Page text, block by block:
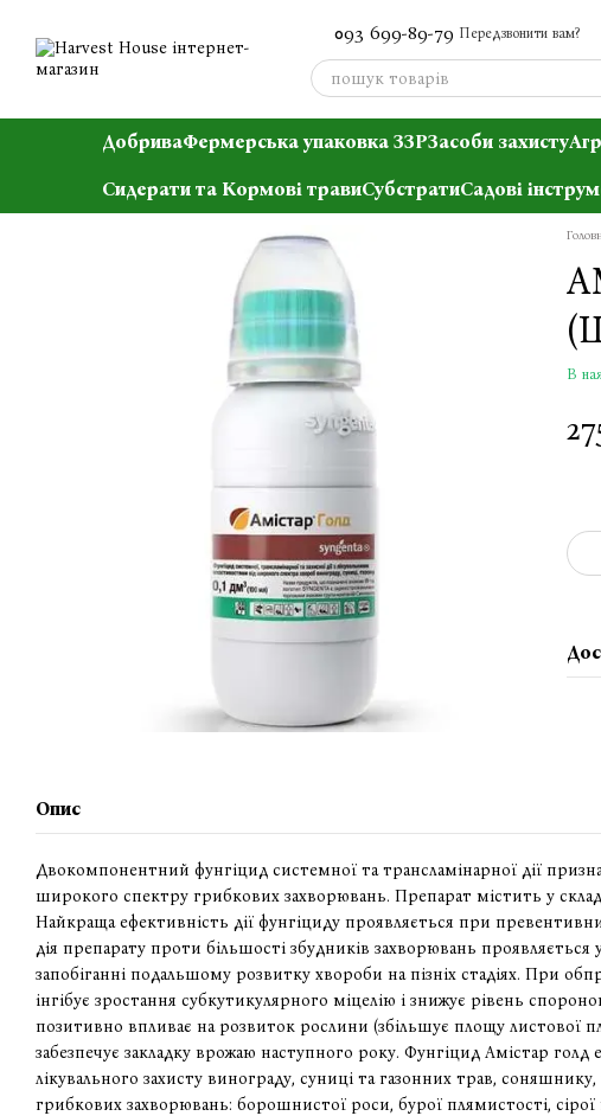
093 699-89-79 Передзвонити вам?
ДобриваФермерська упаковка ЗЗРЗасоби захисту
Сидерати та Кормові травиСубстратиСадові
В
Опис
Двокомпонентний фунгіцид системної та трансламінарної дії
широкого спектру грибкових захворювань. Препарат містить у
Найкраща ефективність дії фунгіциду проявляється при
дія препарату проти більшості збудників захворювань
запобіганні подальшому розвитку хвороби на пізніх стадіях. При
інгібує зростання субкутикулярного міцелію і знижує рівень
позитивно впливає на розвиток рослини (збільшує площу листової
забезпечує закладку врожаю наступного року. Фунгіцид Амістар
лікувального захисту винограду, суниці та газонних трав,
грибкових захворювань: борошнистої роси, бурої плямистості, сірої